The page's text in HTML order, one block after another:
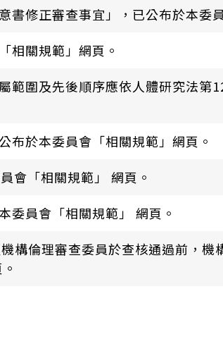
修正審查事宜」，已公布於本委
相關規範」網頁。
圍及先後順序應依人體研究法第
布於本委員會「相關規範」網頁。
會「相關規範」 網頁。
委員會「相關規範」 網頁。
構倫理審查委員於查核通過前，